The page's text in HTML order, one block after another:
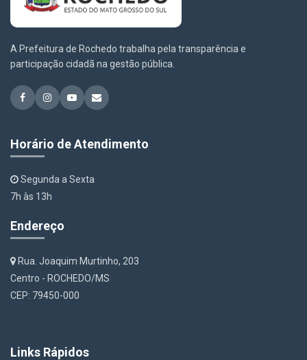
A Prefeitura de Rochedo trabalha pela transparência e
participação cidadã na gestão pública.
Horário de Atendimento
Segunda a Sexta
7h às 13h
Endereço
Rua. Joaquim Murtinho, 203
Centro - ROCHEDO/MS
CEP: 79450-000
Links Rápidos